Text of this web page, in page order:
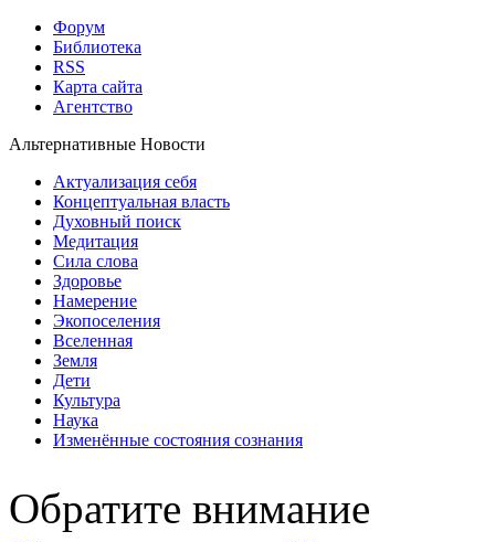
Форум
Библиотека
RSS
Карта сайта
Агентство
Альтернативные Новости
Актуализация себя
Концептуальная власть
Духовный поиск
Медитация
Сила слова
Здоровье
Намерение
Экопоселения
Вселенная
Земля
Дети
Культура
Наука
Изменённые состояния сознания
Обратите внимание